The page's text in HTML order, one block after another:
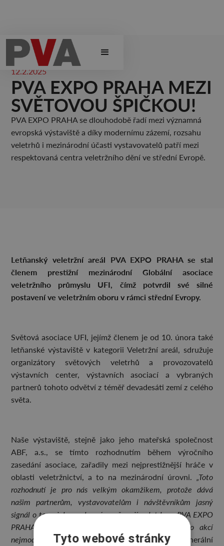
12.2.2025
PVA EXPO PRAHA MEZI
SVĚTOVOU ŠPIČKOU!
PVA EXPO PRAHA se dlouhodobě řadí mezi významná
evropská výstaviště a díky modernímu zázemí, rozsahu
veletrhů i mezinárodní účasti vystavovatelů patří mezi
respektovaná centra veletržního dění ve střední Evropě.
Letňanský veletržní areál PVA EXPO PRAHA se stal
členem prestižní mezinárodní Globální asociace
veletržního průmyslu UFI, čímž potvrdil své silné
postavení ve veletržním oboru v rámci střední Evropy.
Světová asociace UFI, jejímž členem je od 10. února také
letňanské výstaviště v kategorii Veletržní areál, sdružuje
organizátory světových veletrhů a provozovatelů
výstavních center, výstavních asociací a vybraných
partnerů tohoto odvětví z téměř devadesáti zemí z celého
světa.
Naše výstaviště, stejně jako jeho mateřská společnost
ABF, a.s., se tímto rozhodnutím během výročního
zasedání asociace, zařadily mezi nejprestižnější hráče v
oblasti veletržnictví, a to na mezinárodní úrovni. „Toto
rozhodnutí je pro nás velkým okamžikem, protože dává
našim partnerům, vystavovatelům i návštěvníkům jasný
signál o tom, jak vysokou úroveň mají veletrhy v PVA EXPO
PRAHA a jak kvalitní zázemí pro široké portfolio akcí
nejmodernější výstavní areál v Česku nabízí,“řekl generální
Tyto webové stránky